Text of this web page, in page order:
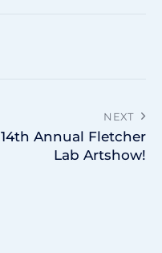
NEXT
14th Annual Fletcher
Lab Artshow!